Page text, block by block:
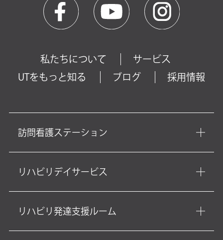
私たちについて
サービス
UTをもっと知る
ブログ 採用情報
訪問看護ステーション
リハビリデイサービス
リハビリ発達支援ルーム